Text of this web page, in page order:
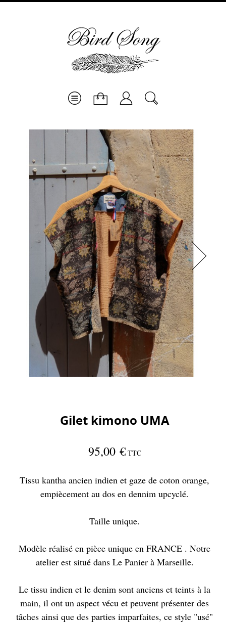
Gilet kimono UMA
95,00 € TTC
Tissu kantha ancien indien et gaze de coton orange,
empiècement au dos en dennim upcyclé.
Taille unique.
Modèle réalisé en pièce unique en FRANCE . Notre
atelier est situé dans Le Panier à Marseille.
Le tissu indien et le denim sont anciens et teints à la
main, il ont un aspect vécu et peuvent présenter des
tâches ainsi que des parties imparfaites, ce style "usé"